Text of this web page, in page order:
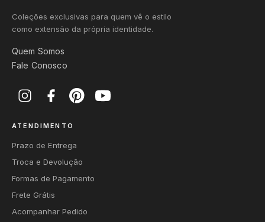
Coleções exclusivas para quem vê o estilo
como extensão da própria identidade.
Quem Somos
Fale Conosco
ATENDIMENTO
Prazo de Entrega
Troca e Devolução
Formas de Pagamento
Frete Grátis
Acompanhar Pedido